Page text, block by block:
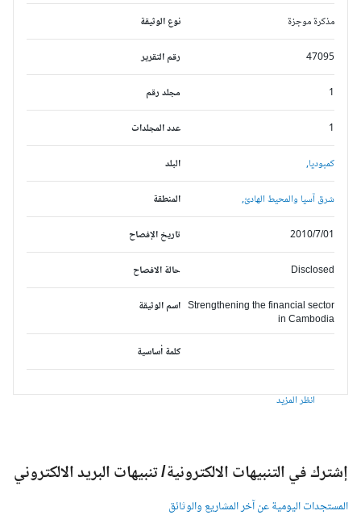
نوع الوثيقة مذكرة موجزة
رقم التقرير 47095
مجلد رقم
عدد المجلدات
البلد كمبوديا,
المنطقة شرق آسيا والمحيط الهادئ,
تاريخ الإفصاح 2010/7/01
حالة الافصاح Disclosed
اسم الوثيقة Strengthening the financial sector
in Cambodia
كلمة أساسية
انظر المزيد
إشترك في التنبيهات الالكترونية/ تنبيهات البريد الالكتروني
المستجدات اليومية عن آخر المشاريع والوثائق